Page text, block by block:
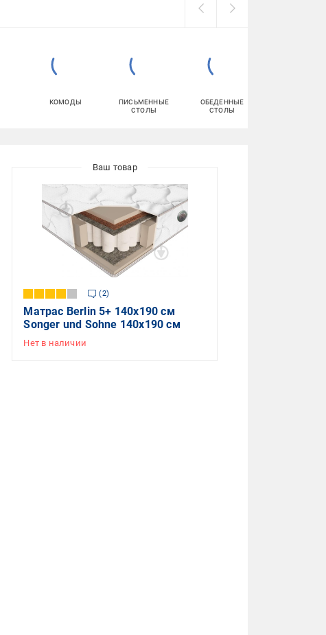
КОМОДЫ
ПИСЬМЕННЫЕ
СТОЛЫ
ОБЕДЕННЫЕ
СТОЛЫ
2
Матрас Berlin 5+ 140x190 см
Songer und Sohne 140х190 см
Нет в наличии